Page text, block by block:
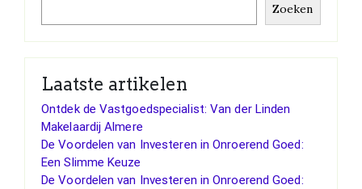
Zoeken
Laatste artikelen
Ontdek de Vastgoedspecialist: Van der Linden
Makelaardij Almere
De Voordelen van Investeren in Onroerend Goed:
Een Slimme Keuze
De Voordelen van Investeren in Onroerend Goed: